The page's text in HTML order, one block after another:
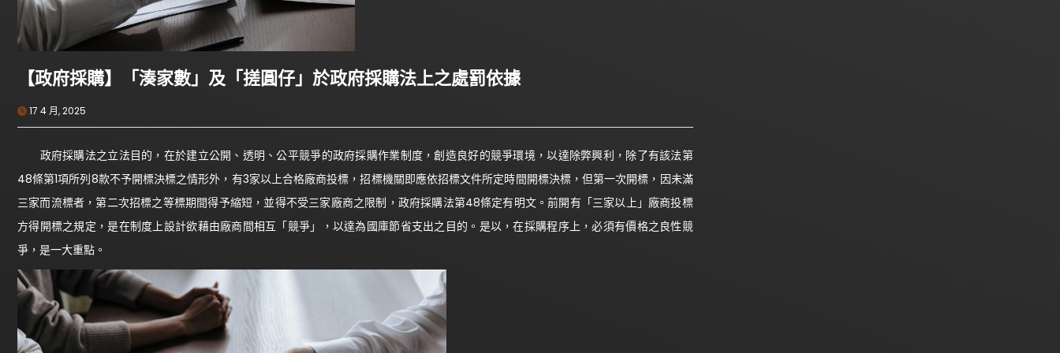
【政府採購】「湊家數」及「搓圓仔」於政府採購法上之處罰依據
17 4 月, 2025
政府採購法之立法目的，在於建立公開、透明、公平競爭的政府採購作業制度，創造良好的競爭環境，以達除弊興利，除了有該法第
48條第1項所列8款不予開標決標之情形外，有3家以上合格廠商投標，招標機關即應依招標文件所定時間開標決標，但第一次開標，因未滿
三家而流標者，第二次招標之等標期間得予縮短，並得不受三家廠商之限制，政府採購法第48條定有明文。前開有「三家以上」廠商投標
方得開標之規定，是在制度上設計欲藉由廠商間相互「競爭」，以達為國庫節省支出之目的。是以，在採購程序上，必須有價格之良性競
爭，是一大重點。